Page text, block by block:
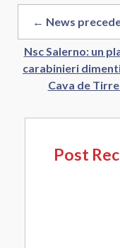
← News
Nsc Salerno: un
carabinieri
Cava de
Post